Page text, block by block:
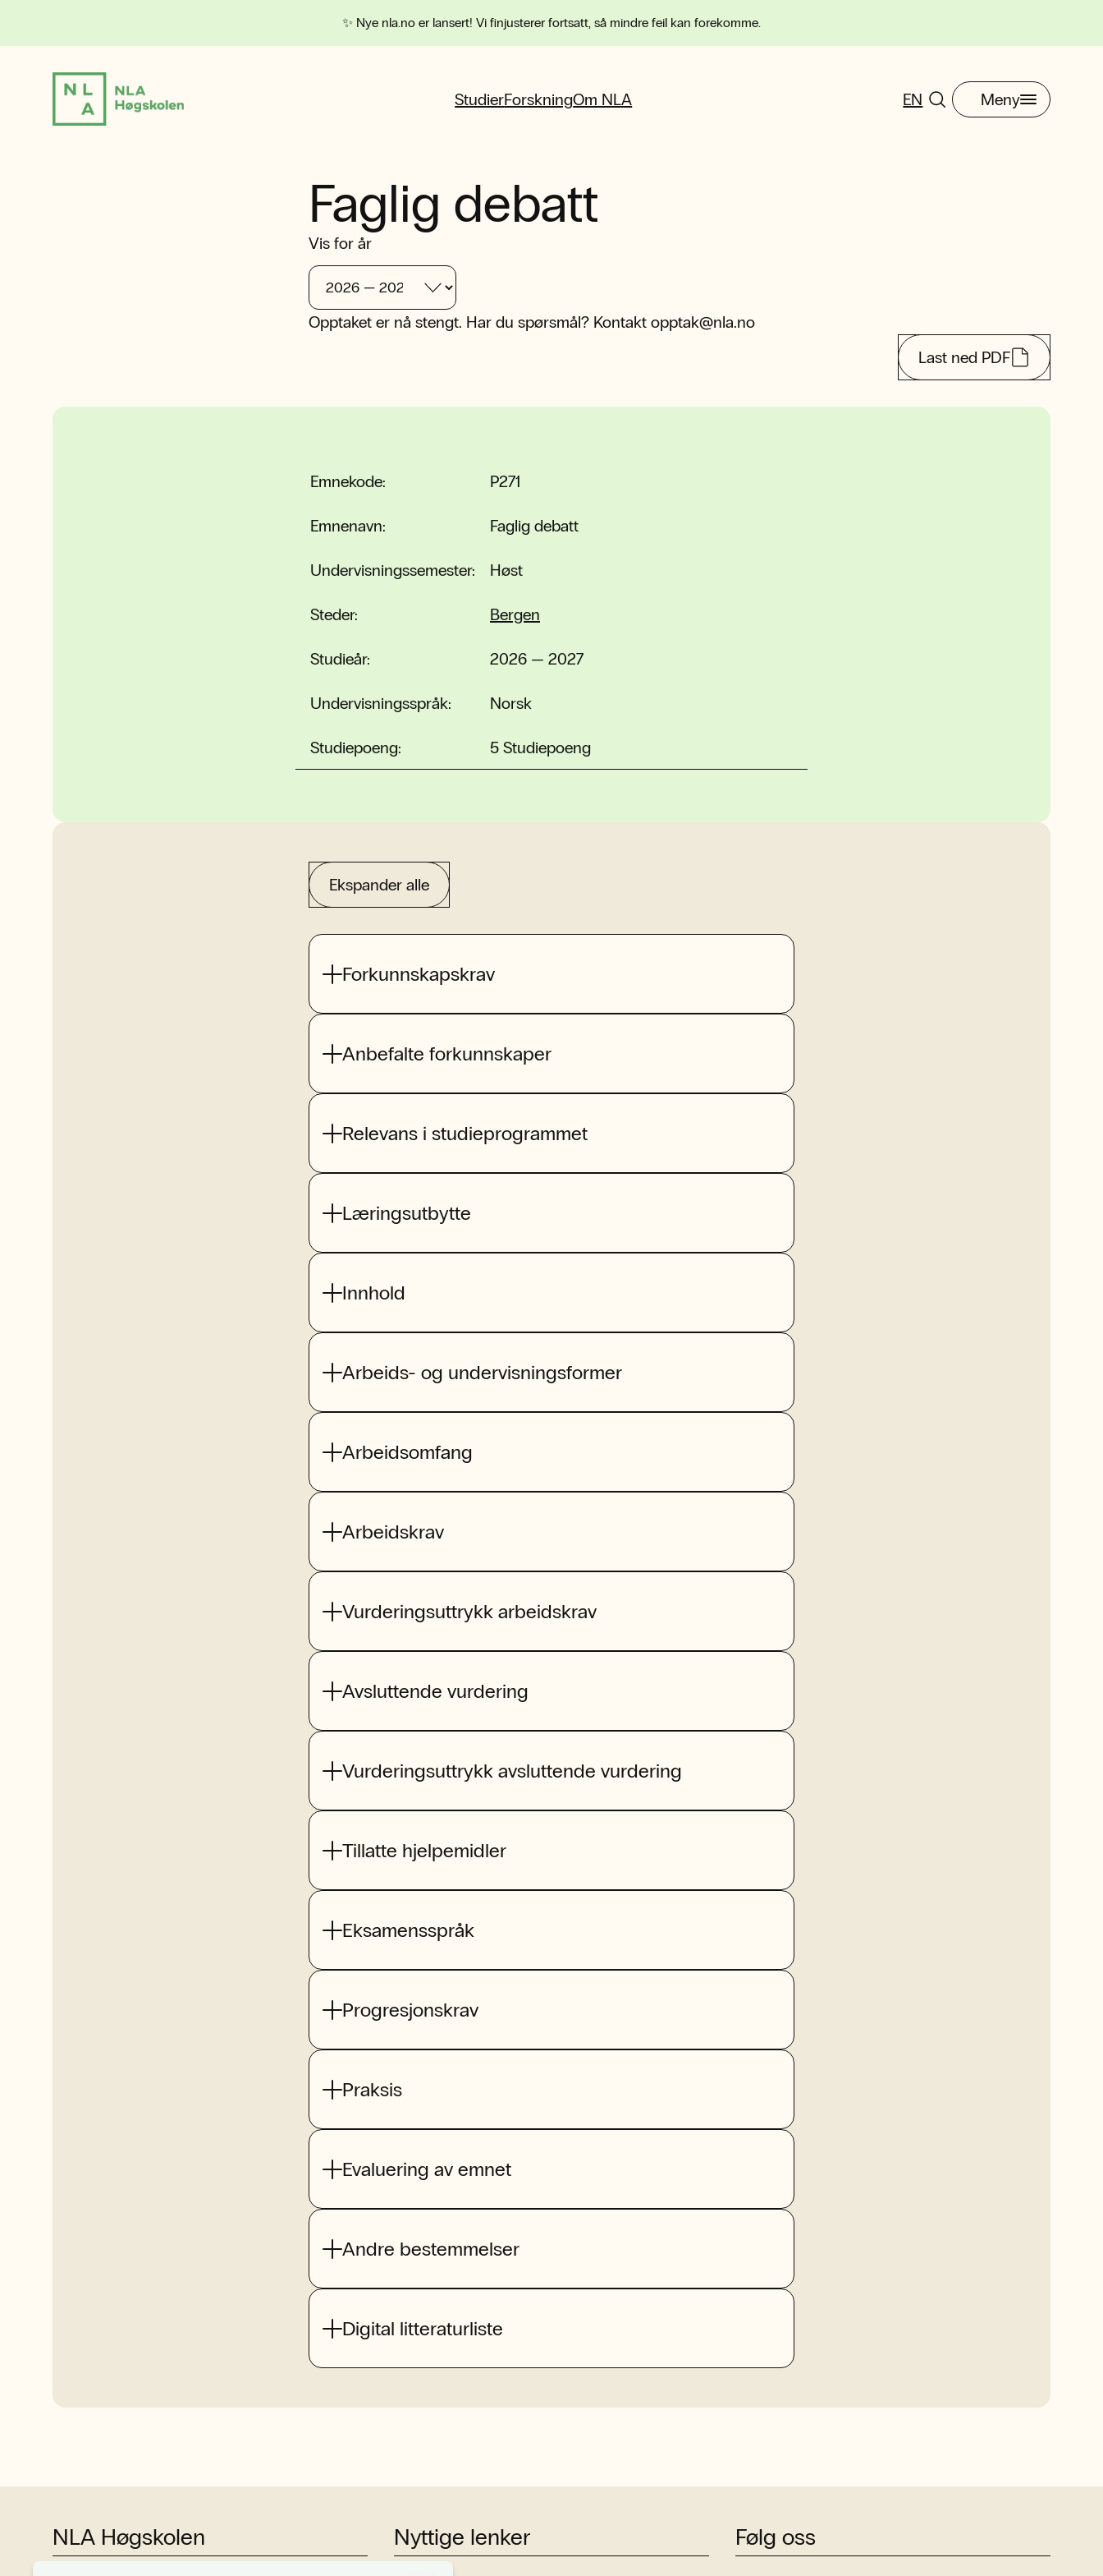
✨ Nye nla.no er lansert! Vi finjusterer fortsatt, så mindre feil kan forekomme.
StudierForskningOm NLA EN Meny
Faglig debatt
Vis for år
Opptaket er nå stengt. Har du spørsmål? Kontakt opptak@nla.no
Last ned PDF
Emnekode: P271
Emnenavn: Faglig debatt
Undervisningssemester: Høst
Steder: Bergen
Studieår: 2026 — 2027
Undervisningsspråk: Norsk
Studiepoeng: 5 Studiepoeng
Ekspander alle
Forkunnskapskrav
Anbefalte forkunnskaper
Relevans i studieprogrammet
Læringsutbytte
Innhold
Arbeids- og undervisningsformer
Arbeidsomfang
Arbeidskrav
Vurderingsuttrykk arbeidskrav
Avsluttende vurdering
Vurderingsuttrykk avsluttende vurdering
Tillatte hjelpemidler
Eksamensspråk
Progresjonskrav
Praksis
Evaluering av emnet
Andre bestemmelser
Digital litteraturliste
NLA Høgskolen Nyttige lenker Følg oss